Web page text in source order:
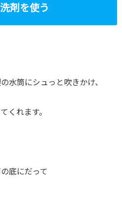
剤を使う
水筒にシュっと吹きかけ、
くれます。
底にだって